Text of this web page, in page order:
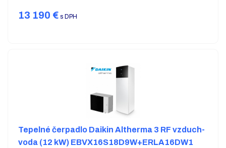
13 190 € s DPH
Tepelné čerpadlo Daikin Altherma 3 RF vzduch-
voda (12 kW) EBVX16S18D9W+ERLA16DW1